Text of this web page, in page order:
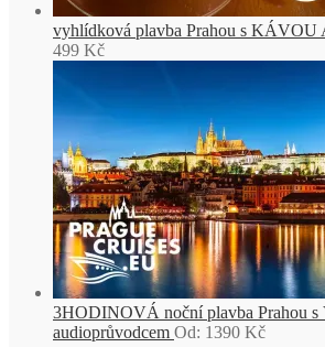
vyhlídková plavba Prahou s
499 Kč
3HODINOVÁ noční plavba Prahou s
audioprůvodcem Od: 1390 Kč